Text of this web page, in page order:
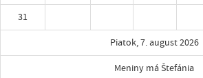
31
Piatok, 7. august 2026
Meniny má Štefánia